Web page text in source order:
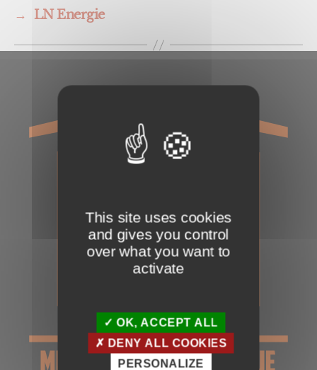
→
LN Energie
This site uses cookies
and gives you control
over what you want to
activate
OK, ACCEPT ALL
DENY ALL COOKIES
PERSONALIZE